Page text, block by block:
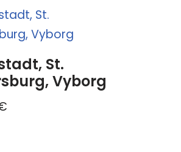
St.
Vyborg